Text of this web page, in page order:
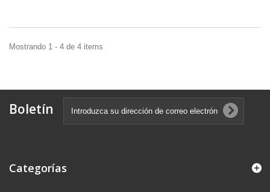
Mostrando 1 - 4 de 4 items
Boletín
Categorías